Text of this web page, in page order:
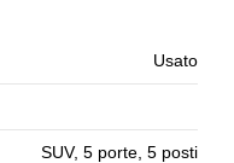
Usato
SUV, 5 porte, 5 posti